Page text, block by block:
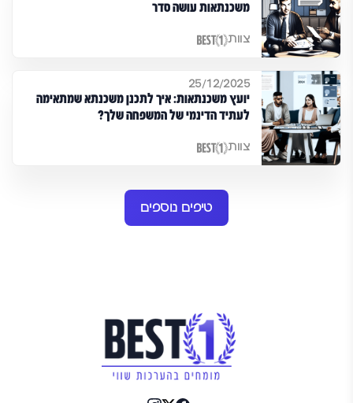
משכנתאות עושה סדר
צוות
25/12/2025
יועץ משכנתאות: איך לתכנן משכנתא שמתאימה
לעתיד הדינמי של המשפחה שלך?
צוות
טיפים נוספים